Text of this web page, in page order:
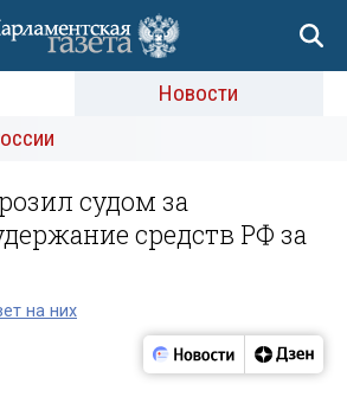
Новости
судом за
средств РФ за
на них